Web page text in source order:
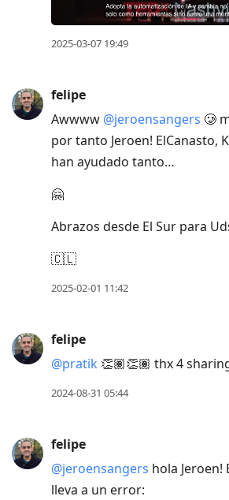
2025-03-07 19:49
felipe
Awwww @jeroensangers 🥲
por tanto Jeroen! ElCanasto,
han ayudado tanto…
🤗
Abrazos desde El Sur para
🇨🇱
2025-02-01 11:42
felipe
@pratik 👏🏽👏🏽 thx 4
2024-08-31 05:44
felipe
@jeroensangers hola Jeroen!
lleva a un error: